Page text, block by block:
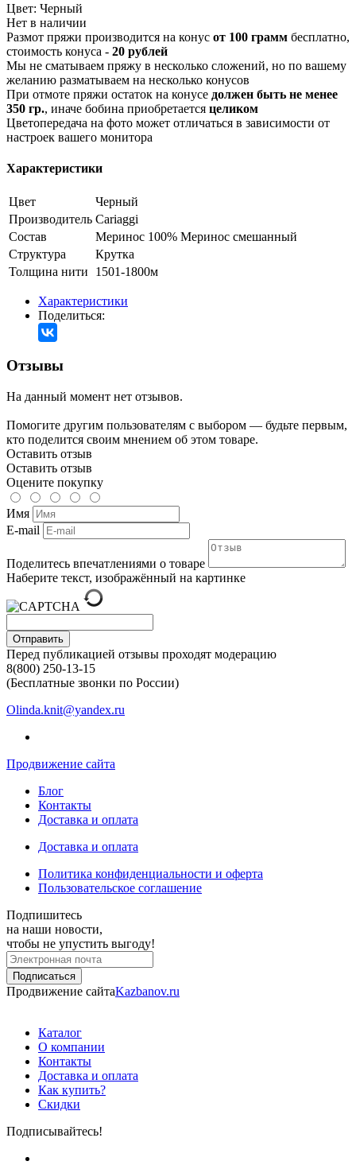
Цвет: Черный
Нет в наличии
Размот пряжи производится на конус от 100 грамм бесплатно,
стоимость конуса - 20 рублей
Мы не сматываем пряжу в несколько сложений, но по вашему
желанию разматываем на несколько конусов
При отмоте пряжи остаток на конусе должен быть не менее
350 гр., иначе бобина приобретается целиком
Цветопередача на фото может отличаться в зависимости от
настроек вашего монитора
Характеристики
Цвет
Черный
Производитель Cariaggi
Состав
Меринос 100% Меринос смешанный
Структура
Крутка
Толщина нити
1501-1800м
Характеристики
Поделиться:
Отзывы
На данный момент нет отзывов.
Помогите другим пользователям с выбором — будьте первым,
кто поделится своим мнением об этом товаре.
Оставить отзыв
Оставить отзыв
Оцените покупку
Имя
E-mail
Поделитесь впечатлениями о товаре
Наберите текст, изображённый на картинке
Отправить
Перед публикацией отзывы проходят модерацию
8(800) 250-13-15
(Бесплатные звонки по России)
Olinda.knit@yandex.ru
Продвижение сайта
Блог
Контакты
Доставка и оплата
Доставка и оплата
Политика конфиденциальности и оферта
Пользовательское соглашение
Подпишитесь
на наши новости,
чтобы не упустить выгоду!
Продвижение сайтаKazbanov.ru
Каталог
О компании
Контакты
Доставка и оплата
Как купить?
Скидки
Подписывайтесь!